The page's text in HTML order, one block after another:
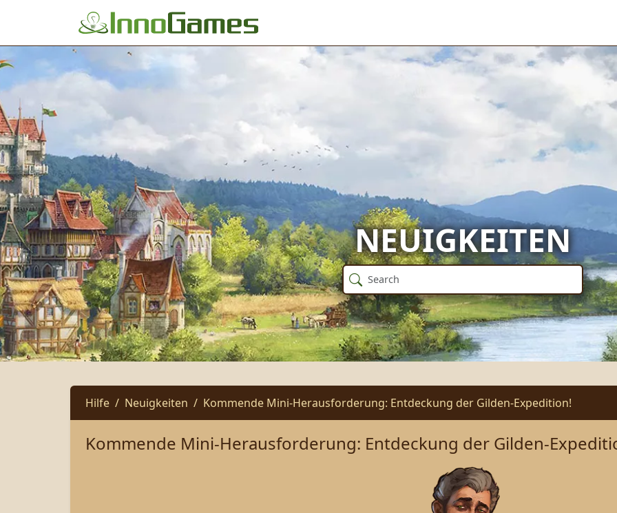
NEUIGKEITEN
Hilfe Neuigkeiten Kommende Mini-Herausforderung: Entdeckung der Gilden-Expedition!
Kommende Mini-Herausforderung: Entdeckung der Gilden-